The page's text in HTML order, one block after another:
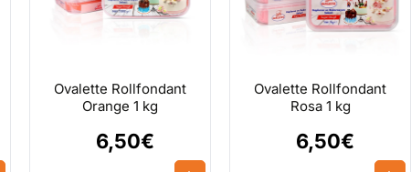
Ovalette Rollfondant
Orange 1 kg
6,50€
Ovalette Rollfondant
Rosa 1 kg
6,50€